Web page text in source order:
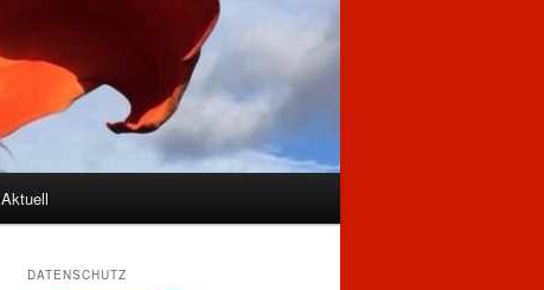
Aktuell
DATENSCHUTZ